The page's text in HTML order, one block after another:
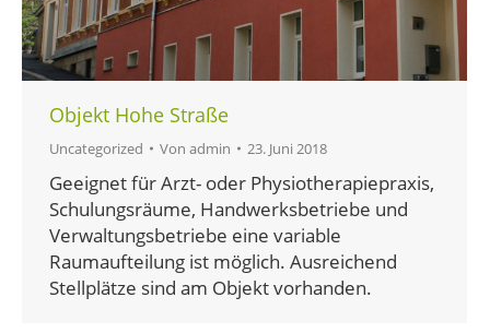
Objekt Hohe Straße
Uncategorized Von admin 23. Juni 2018
Geeignet für Arzt- oder Physiotherapiepraxis,
Schulungsräume, Handwerksbetriebe und
Verwaltungsbetriebe eine variable
Raumaufteilung ist möglich. Ausreichend
Stellplätze sind am Objekt vorhanden.